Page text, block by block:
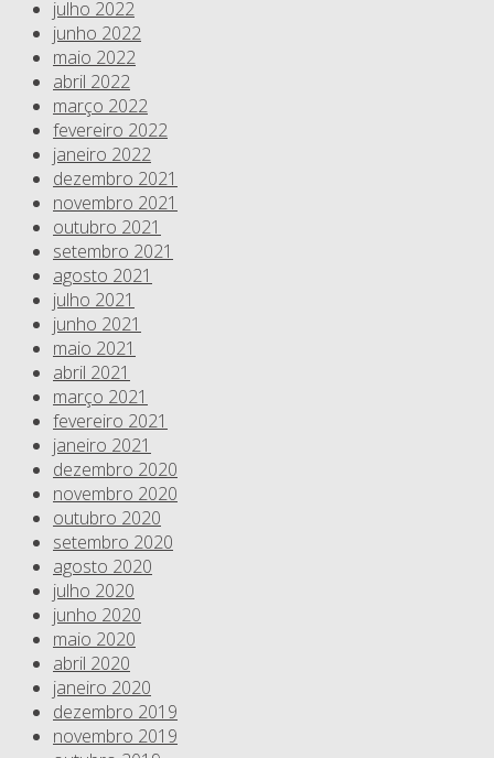
julho 2022
junho 2022
maio 2022
abril 2022
março 2022
fevereiro 2022
janeiro 2022
dezembro 2021
novembro 2021
outubro 2021
setembro 2021
agosto 2021
julho 2021
junho 2021
maio 2021
abril 2021
março 2021
fevereiro 2021
janeiro 2021
dezembro 2020
novembro 2020
outubro 2020
setembro 2020
agosto 2020
julho 2020
junho 2020
maio 2020
abril 2020
janeiro 2020
dezembro 2019
novembro 2019